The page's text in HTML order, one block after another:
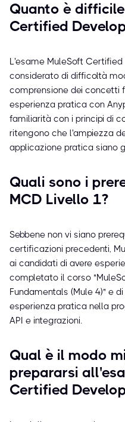
Quanto è
Certified
L'esame MuleSoft Certified
considerato di difficoltà
comprensione dei concetti
esperienza pratica con
familiarità con i principi di
ritengono che l'ampiezza
applicazione pratica siano
Quali sono i
MCD Livello 1?
Sebbene non vi siano
certificazioni precedenti,
ai candidati di avere
completato il corso
Fundamentals (Mule 4)" e
esperienza pratica nella
API e integrazioni.
Qual è il modo
prepararsi
Certified